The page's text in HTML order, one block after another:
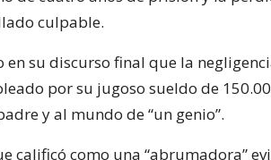
culpable.
en su discurso final que la
por su jugoso sueldo de
y al mundo de “un genio”.
calificó como una “abrumadora”